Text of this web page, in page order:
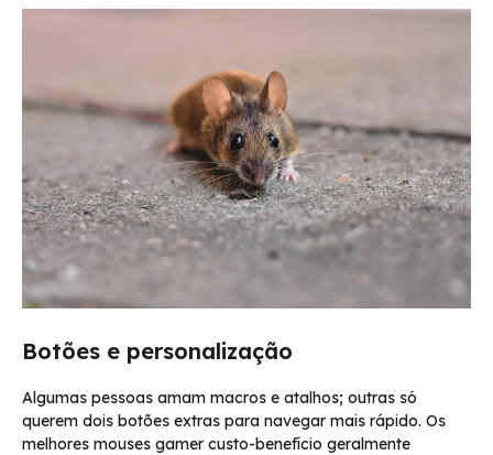
Botões e personalização
Algumas pessoas amam macros e atalhos; outras só
querem dois botões extras para navegar mais rápido. Os
melhores mouses gamer custo-benefício geralmente